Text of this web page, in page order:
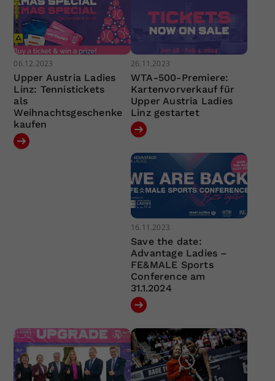
06.12.2023
Upper Austria Ladies
Linz: Tennistickets
als
Weihnachtsgeschenke
kaufen
26.11.2023
WTA-500-Premiere:
Kartenvorverkauf für
Upper Austria Ladies
Linz gestartet
16.11.2023
Save the date:
Advantage Ladies –
FE&MALE Sports
Conference am
31.1.2024